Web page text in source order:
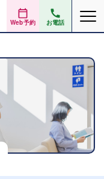
Web予約 お電話